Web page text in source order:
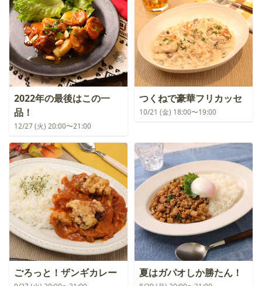
2022年の最後はこの一
品！
12/27 (火) 20:00〜21:00
つくねで豪華フリカッセ
10/21 (金) 18:00〜19:00
ごろっと！ザンギカレー 夏はガパオしか勝たん！